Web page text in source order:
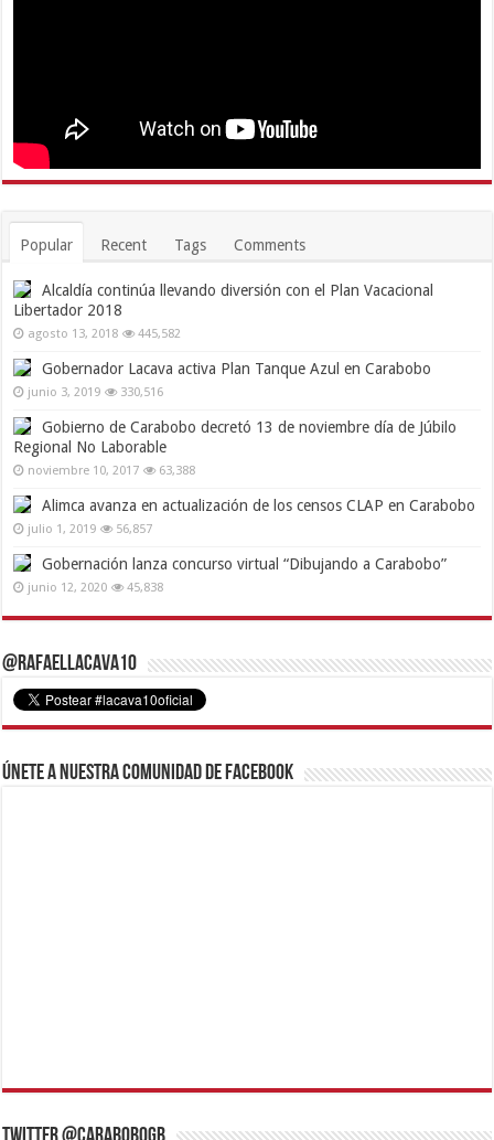
Popular Recent Tags Comments
Alcaldía continúa llevando diversión con el Plan Vacacional
Libertador 2018
agosto 13, 2018 445,582
Gobernador Lacava activa Plan Tanque Azul en Carabobo
junio 3, 2019 330,516
Gobierno de Carabobo decretó 13 de noviembre día de Júbilo
Regional No Laborable
noviembre 10, 2017 63,388
Alimca avanza en actualización de los censos CLAP en Carabobo
julio 1, 2019 56,857
Gobernación lanza concurso virtual “Dibujando a Carabobo”
junio 12, 2020 45,838
@RafaelLacava10
Únete a nuestra comunidad de Facebook